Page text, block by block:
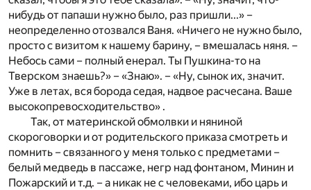
нибудь от папаши нужно было, раз пришли...» –
неопределенно отозвался Ваня. «Ничего не нужно было,
просто с визитом к нашему барину, – вмешалась няня. –
Небось сами – полный енерал. Ты Пушкина-то на
Тверском знаешь?» – «Знаю». – «Ну, сынок их, значит.
Уже в летах, вся борода седая, надвое расчесана. Ваше
высокопревосходительство» .
Так, от материнской обмолвки и няниной
скороговорки и от родительского приказа смотреть и
помнить – связанного у меня только с предметами –
белый медведь в пассаже, негр над фонтаном, Минин и
Пожарский и т.д. – а никак не с человеками, ибо царь и